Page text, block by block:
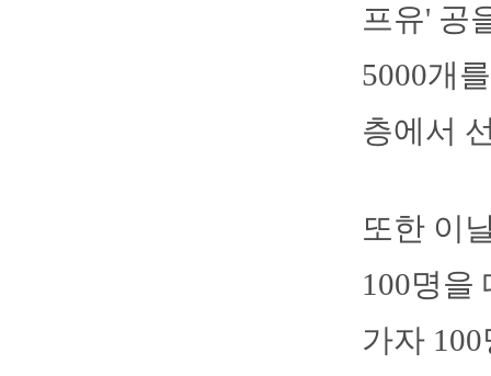
프유' 공
5000개
층에서
또한 이
100명을
가자